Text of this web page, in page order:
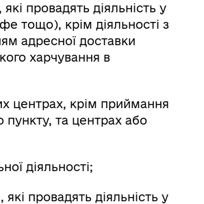
провадять діяльність у
тощо), крім діяльності з
адресної доставки
харчування в
центрах, крім приймання
пункту, та центрах або
діяльності;
провадять діяльність у